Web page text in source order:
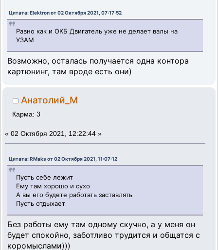
Цитата: Elektron от 02 Октября 2021, 07:17:52
Равно как и ОКБ Двигатель уже не делает валы на
УЗАМ
Возможно, осталась получается одна контора
картюнинг, там вроде есть они)
Анатолий_М
Карма: 3
« 02 Октября 2021, 12:22:44 »
Цитата: RMaks от 02 Октября 2021, 11:07:12
Пусть себе лежит
Ему там хорошо и сухо
А вы его будете работать заставлять
Пусть отдыхает
Без работы ему там одному скучно, а у меня он
будет спокойно, заботливо трудится и общатся с
коромыслами)))